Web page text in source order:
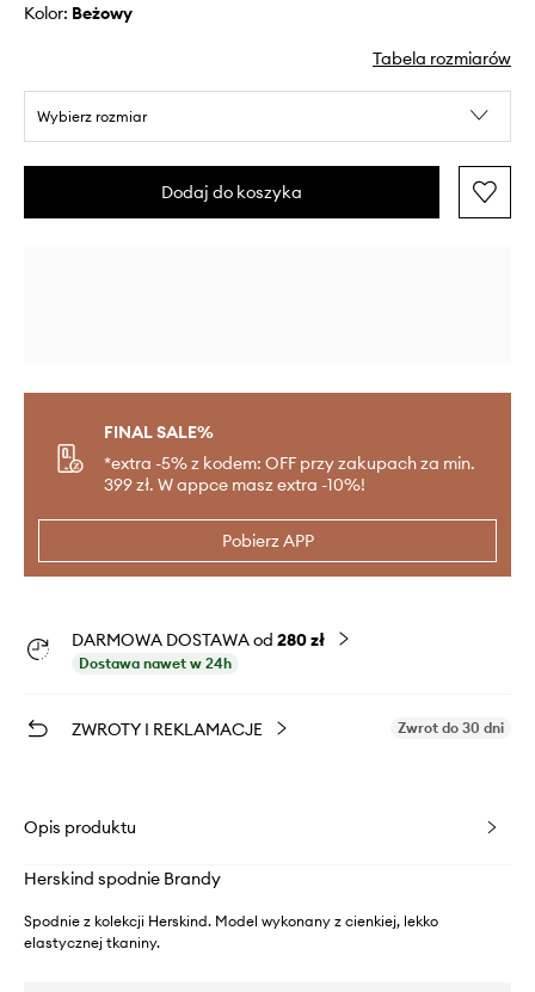
Kolor: beżowy
Tabela rozmiarów
Wybierz rozmiar
Dodaj do koszyka
FINAL SALE%
*extra -5% z kodem: OFF przy zakupach za min.
399 zł. W appce masz extra -10%!
Pobierz APP
DARMOWA DOSTAWA od 280 zł
Dostawa nawet w 24h
ZWROTY I REKLAMACJE Zwrot do 30 dni
Opis produktu
Herskind spodnie Brandy
Spodnie z kolekcji Herskind. Model wykonany z cienkiej, lekko
elastycznej tkaniny.